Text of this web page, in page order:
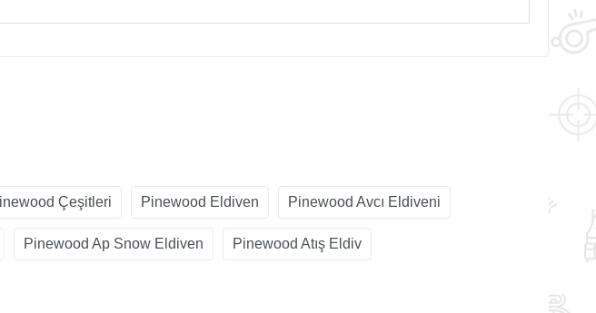
Çeşitleri Pinewood Eldiven Pinewood Avcı Eldiveni
Pinewood Ap Snow Eldiven Pinewood Atış Eldiv